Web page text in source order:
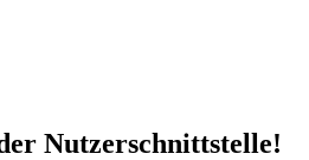
Nutzerschnittstelle!